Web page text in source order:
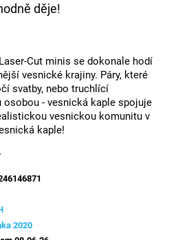
děje!
Cut minis se dokonale hodí
vesnické krajiny. Páry, které
svatby, nebo truchlící
- vesnická kaple spojuje
vesnickou komunitu v
kaple!
2020